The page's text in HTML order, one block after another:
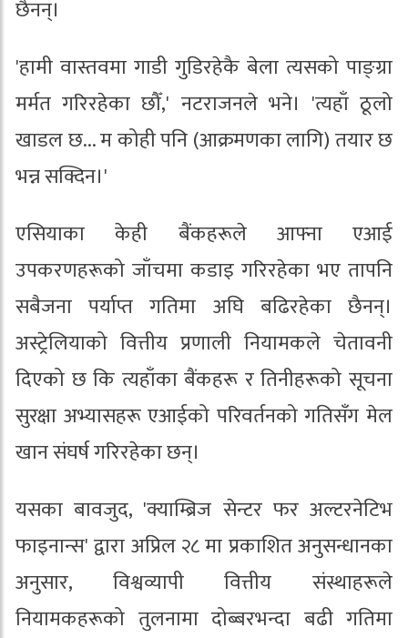
छैनन्।
'हामी वास्तवमा गाडी गुडिरहेकै बेला त्यसको पाङ्ग्रा
मर्मत गरिरहेका छौँ,' नटराजनले भने। 'त्यहाँ ठूलो
खाडल छ... म कोही पनि (आक्रमणका लागि) तयार छ
भन्न सक्दिन।'
एसियाका केही बैंकहरूले आफ्ना एआई
उपकरणहरूको जाँचमा कडाइ गरिरहेका भए तापनि
सबैजना पर्याप्त गतिमा अघि बढिरहेका छैनन्।
अस्ट्रेलियाको वित्तीय प्रणाली नियामकले चेतावनी
दिएको छ कि त्यहाँका बैंकहरू र तिनीहरूको सूचना
सुरक्षा अभ्यासहरू एआईको परिवर्तनको गतिसँग मेल
खान संघर्ष गरिरहेका छन्।
यसका बावजुद, 'क्याम्ब्रिज सेन्टर फर अल्टरनेटिभ
फाइनान्स' द्वारा अप्रिल २८ मा प्रकाशित अनुसन्धानका
अनुसार, विश्वव्यापी वित्तीय संस्थाहरूले
नियामकहरूको तुलनामा दोब्बरभन्दा बढी गतिमा